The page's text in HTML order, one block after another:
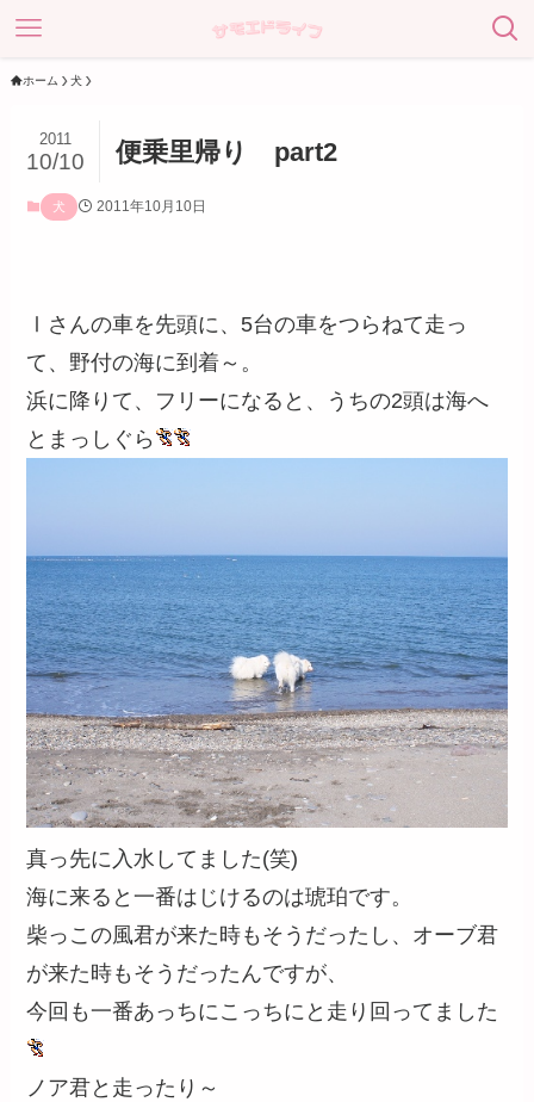
ホーム 犬
便乗里帰り part2
2011
10/10
犬 2011年10月10日
Ⅰさんの車を先頭に、5台の車をつらねて走っ
て、野付の海に到着～。
浜に降りて、フリーになると、うちの2頭は海へ
とまっしぐら
真っ先に入水してました(笑)
海に来ると一番はじけるのは琥珀です。
柴っこの風君が来た時もそうだったし、オーブ君
が来た時もそうだったんですが、
今回も一番あっちにこっちにと走り回ってました
ノア君と走ったり～